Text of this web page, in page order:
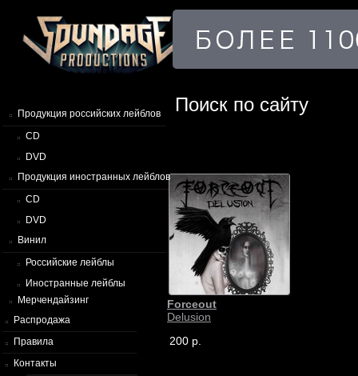
Продукция российских лейблов
CD
DVD
Продукция иностранных лейблов
CD
DVD
Винил
Российские лейблы
Иностранные лейблы
Мерчендайзинг
Распродажа
Правила
Контакты
Поиск по сайту
Forceout
Delusion
200 р.